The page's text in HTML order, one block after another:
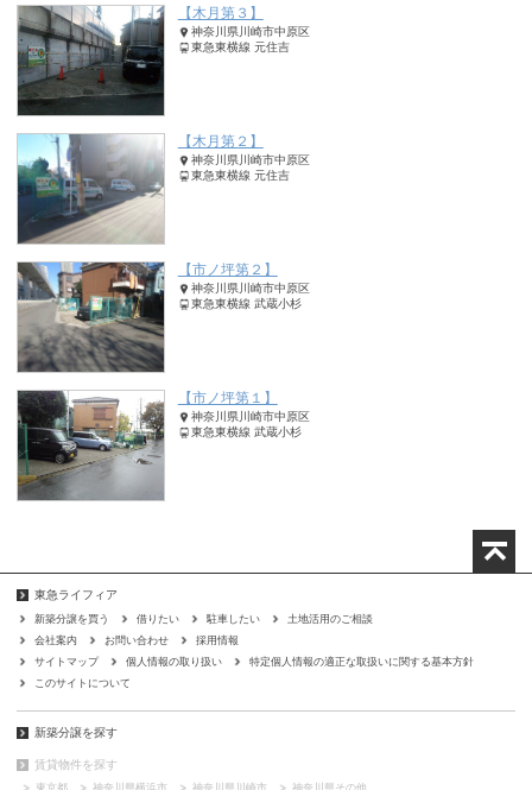
【木月第３】
神奈川県川崎市中原区
東急東横線 元住吉
【木月第２】
神奈川県川崎市中原区
東急東横線 元住吉
【市ノ坪第２】
神奈川県川崎市中原区
東急東横線 武蔵小杉
【市ノ坪第１】
神奈川県川崎市中原区
東急東横線 武蔵小杉
東急ライフィア
新築分譲を買う 借りたい 駐車したい
土地活用のご相談
会社案内
お問い合わせ
採用情報
サイトマップ
個人情報の取り扱い
特定個人情報の適正な取扱いに関する基本方針
このサイトについて
新築分譲を探す
賃貸物件を探す
東京都 神奈川県横浜市 神奈川県川崎市 神奈川県その他